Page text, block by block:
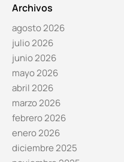
Archivos
agosto 2026
julio 2026
junio 2026
mayo 2026
abril 2026
marzo 2026
febrero 2026
enero 2026
diciembre 2025